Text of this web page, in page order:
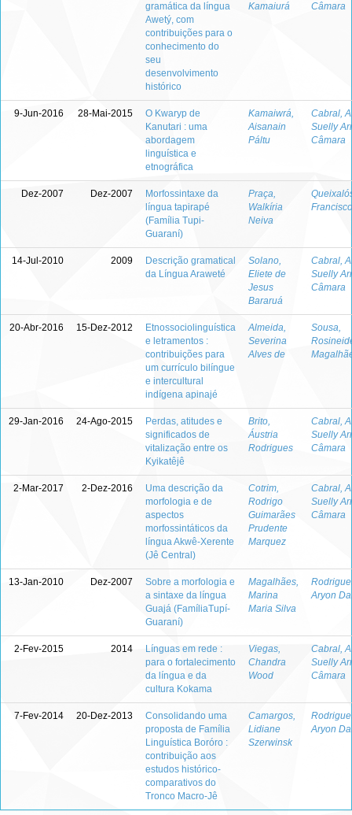
gramática da língua
Awetý, com
contribuições para o
conhecimento do
seu
desenvolvimento
histórico
Kamaiurá
Câmara
9-Jun-2016 28-Mai-2015
O Kwaryp de
Kanutari : uma
abordagem
linguística e
etnográfica
Kamaiwrá,
Aisanain
Páltu
Cabral,
Suelly
Câmara
Dez-2007 Dez-2007
Morfossintaxe da
língua tapirapé
(Família Tupi-
Guaraní)
Praça,
Walkíria
Neiva
Francisco
14-Jul-2010 2009
Descrição gramatical
da Língua Araweté
Solano,
Eliete de
Jesus
Bararuá
Cabral,
Suelly
Câmara
20-Abr-2016 15-Dez-2012
Etnossociolinguística
e letramentos :
contribuições para
um currículo bilíngue
e intercultural
indígena apinajé
Almeida,
Severina
Alves de
Sousa,
29-Jan-2016 24-Ago-2015
Perdas, atitudes e
significados de
vitalização entre os
Kyikatêjê
Brito,
Áustria
Rodrigues
Cabral,
Suelly
Câmara
2-Mar-2017 2-Dez-2016
Uma descrição da
morfologia e de
aspectos
morfossintáticos da
língua Akwê-Xerente
(Jê Central)
Cotrim,
Rodrigo
Guimarães
Prudente
Marquez
Cabral,
Suelly
Câmara
13-Jan-2010 Dez-2007
Sobre a morfologia e
a sintaxe da língua
Guajá (FamíliaTupí-
Guaraní)
Magalhães,
Marina
Maria Silva
Aryon
2-Fev-2015 2014
Línguas em rede :
para o fortalecimento
da língua e da
cultura Kokama
Viegas,
Chandra
Wood
Cabral,
Suelly
Câmara
7-Fev-2014 20-Dez-2013
Consolidando uma
proposta de Família
Linguística Boróro :
contribuição aos
estudos histórico-
comparativos do
Tronco Macro-Jê
Camargos,
Lidiane
Szerwinsk
Aryon